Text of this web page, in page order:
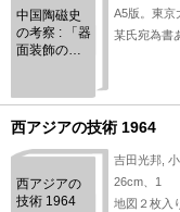
中国陶磁史
の考察 : 「器
面装飾の陶
A5版。東京
某氏宛為書
西アジアの技術 1964
西アジアの
技術 1964
吉田光邦,
26cm、1
地図２枚入